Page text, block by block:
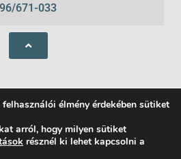
96/671-033
élmény érdekében sütiket
arról, hogy milyen sütiket
résznél ki lehet kapcsolni a